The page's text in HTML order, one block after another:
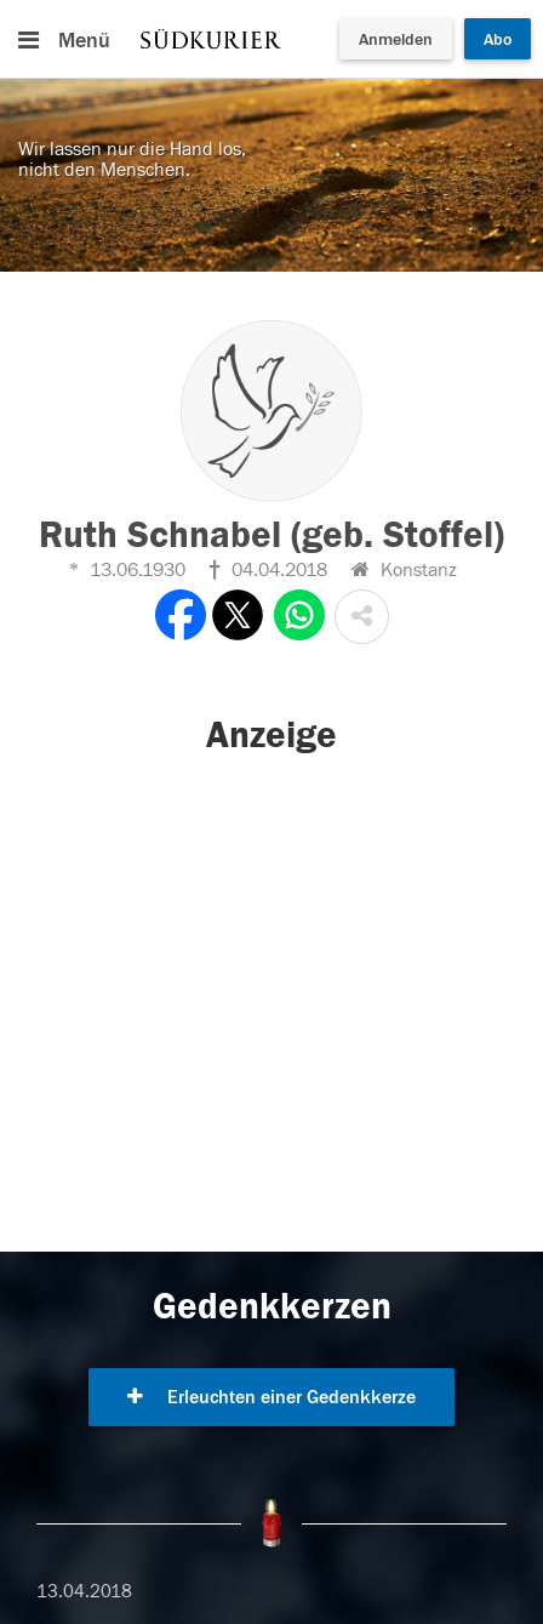
Menü Anmelden Abo
Wir lassen nur die Hand los,
nicht den Menschen.
Ruth Schnabel (geb. Stoffel)
13.06.1930 04.04.2018 Konstanz
Anzeige
Gedenkkerzen
Erleuchten einer Gedenkkerze
13.04.2018